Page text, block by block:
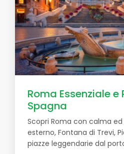
Roma Essenziale e
Spagna
Scopri Roma con calma
esterno, Fontana di Trevi,
piazze leggendarie dal